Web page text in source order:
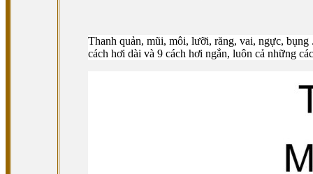
Thanh quản, mũi, môi, lưỡi, răng, vai, ngực,
cách hơi dài và 9 cách hơi ngắn, luôn cả những